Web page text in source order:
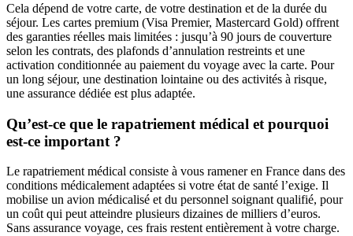
Cela dépend de votre carte, de votre destination et de la durée du
séjour. Les cartes premium (Visa Premier, Mastercard Gold) offrent
des garanties réelles mais limitées : jusqu’à 90 jours de couverture
selon les contrats, des plafonds d’annulation restreints et une
activation conditionnée au paiement du voyage avec la carte. Pour
un long séjour, une destination lointaine ou des activités à risque,
une assurance dédiée est plus adaptée.
Qu’est-ce que le rapatriement médical et pourquoi
est-ce important ?
Le rapatriement médical consiste à vous ramener en France dans des
conditions médicalement adaptées si votre état de santé l’exige. Il
mobilise un avion médicalisé et du personnel soignant qualifié, pour
un coût qui peut atteindre plusieurs dizaines de milliers d’euros.
Sans assurance voyage, ces frais restent entièrement à votre charge.